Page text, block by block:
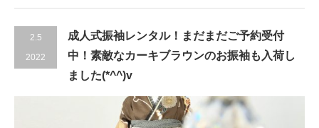
2.5
2022
成人式振袖レンタル！まだまだご予約受付
中！素敵なカーキブラウンのお振袖も入荷し
ました(*^^)v